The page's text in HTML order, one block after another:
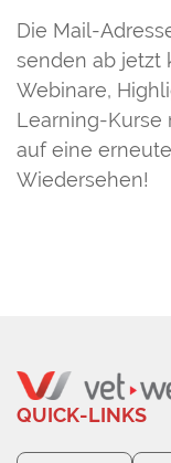
Die Mail-
senden ab jetzt
Webinare,
Learning-Kurse
auf eine
Wiedersehen!
QUICK-LINKS